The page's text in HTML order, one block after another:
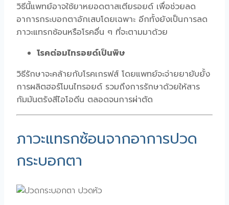
วิธีนี้แพทย์อาจใช้ยาหยอดตาสเตียรอยด์ เพื่อช่วยลด
อาการกระบอกตาอักเสบโดยเฉพาะ อีกทั้งยังเป็นการลด
ภาวะแทรกซ้อนหรือโรคอื่น ๆ ที่จะตามมาด้วย
โรคต่อมไทรอยด์เป็นพิษ
วิธีรักษาจะคล้ายกับโรคเกรฟส์ โดยแพทย์จะจ่ายยายับยั้ง
การผลิตฮอร์โมนไทรอยด์ รวมถึงการรักษาด้วยให้สาร
กัมมันตรังสีไอโอดีน ตลอดจนการผ่าตัด
ภาวะแทรกซ้อนจากอาการปวด
กระบอกตา